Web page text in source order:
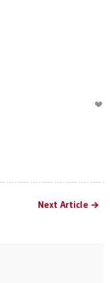
Next Article